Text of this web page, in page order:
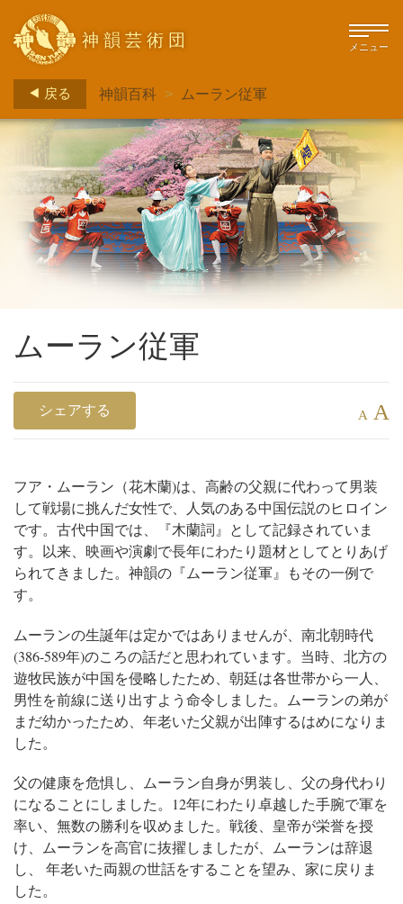
神韻芸術団 メニュー
戻る 神韻百科 > ムーラン従軍
ムーラン従軍
シェアする A A
フア・ムーラン（花木蘭)は、高齢の父親に代わって男装
して戦場に挑んだ女性で、人気のある中国伝説のヒロイン
です。古代中国では、『木蘭詞』として記録されていま
す。以来、映画や演劇で長年にわたり題材としてとりあげ
られてきました。神韻の『ムーラン従軍』もその一例で
す。
ムーランの生誕年は定かではありませんが、南北朝時代
(386-589年)のころの話だと思われています。当時、北方の
遊牧民族が中国を侵略したため、朝廷は各世帯から一人、
男性を前線に送り出すよう命令しました。ムーランの弟が
まだ幼かったため、年老いた父親が出陣するはめになりま
した。
父の健康を危惧し、ムーラン自身が男装し、父の身代わり
になることにしました。12年にわたり卓越した手腕で軍を
率い、無数の勝利を収めました。戦後、皇帝が栄誉を授
け、ムーランを高官に抜擢しましたが、ムーランは辞退
し、 年老いた両親の世話をすることを望み、家に戻りま
した。